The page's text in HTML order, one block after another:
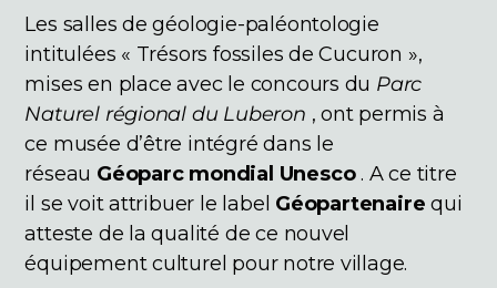
Les salles de géologie-paléontologie
intitulées « Trésors fossiles de Cucuron »,
mises en place avec le concours du Parc
Naturel régional du Luberon , ont permis à
ce musée d’être intégré dans le
réseau Géoparc mondial Unesco. A ce titre
il se voit attribuer le label Géopartenaire qui
atteste de la qualité de ce nouvel
équipement culturel pour notre village.